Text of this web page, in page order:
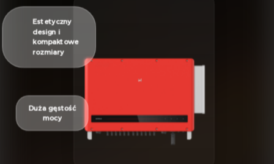
Estetyczny
design i
kompaktowe
rozmiary
Duża gęstość
mocy